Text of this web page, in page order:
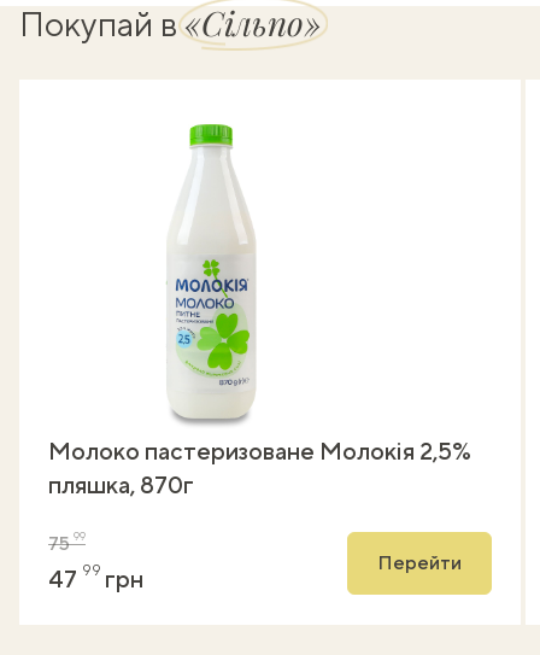
Покупай в«Сільпо»
Молоко пастеризоване Молокія 2,5%
пляшка, 870г
7599
47 99 грн
Перейти